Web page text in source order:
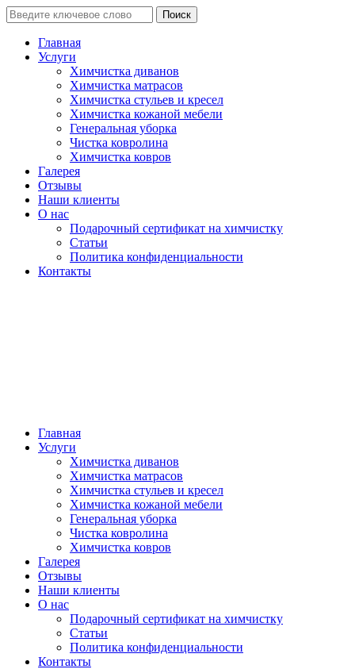
Поиск
Главная
Услуги
Химчистка диванов
Химчистка матрасов
Химчистка стульев и кресел
Химчистка кожаной мебели
Генеральная уборка
Чистка ковролина
Химчистка ковров
Галерея
Отзывы
Наши клиенты
О нас
Подарочный сертификат на химчистку
Статьи
Политика конфиденциальности
Контакты
Главная
Услуги
Химчистка диванов
Химчистка матрасов
Химчистка стульев и кресел
Химчистка кожаной мебели
Генеральная уборка
Чистка ковролина
Химчистка ковров
Галерея
Отзывы
Наши клиенты
О нас
Подарочный сертификат на химчистку
Статьи
Политика конфиденциальности
Контакты